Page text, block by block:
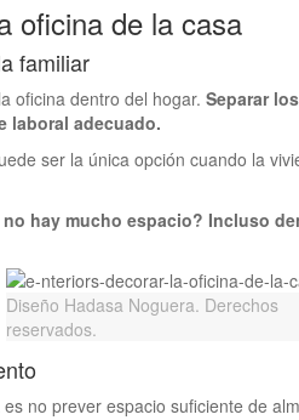
oficina de la casa
familiar
oficina dentro del hogar. Separar
laboral adecuado.
ser la única opción cuando la
hay mucho espacio? Incluso
Diseño Hadasa Noguera. Derechos
reservados.
no prever espacio suficiente de